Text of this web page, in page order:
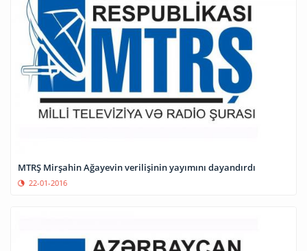
MTRŞ Mirşahin Ağayevin verilişinin yayımını dayandırdı
22-01-2016